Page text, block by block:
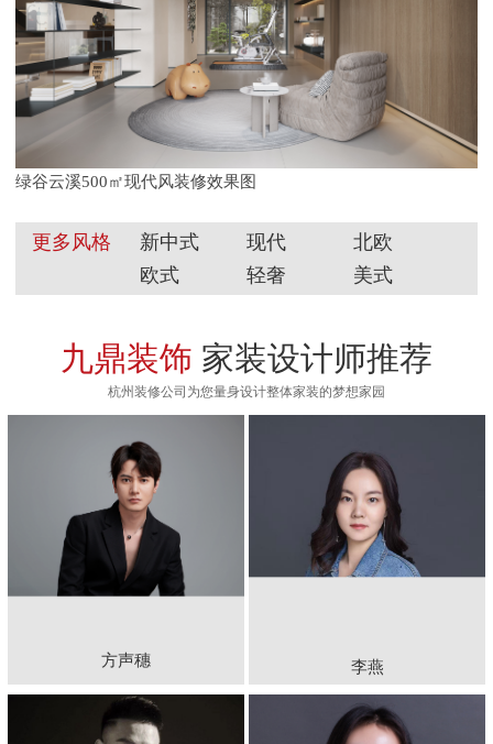
绿谷云溪500㎡现代风装修效果图
更多风格
新中式
欧式
现代
轻奢
北欧
美式
九鼎装饰 家装设计师推荐
杭州装修公司为您量身设计整体家装的梦想家园
方声穗 李燕